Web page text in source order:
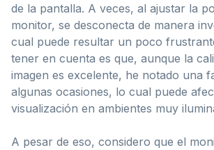
de la pantalla. A veces, al ajustar la
monitor, se desconecta de manera
cual puede resultar un poco
tener en cuenta es que, aunque la
imagen es excelente, he notado una
algunas ocasiones, lo cual puede
visualización en ambientes muy
A pesar de eso, considero que el